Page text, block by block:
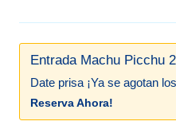
Entrada Machu Picchu
Date prisa ¡Ya se agotan
Reserva Ahora!